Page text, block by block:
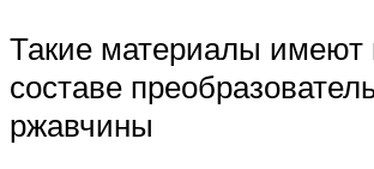
Такие материалы имеют
составе
ржавчины